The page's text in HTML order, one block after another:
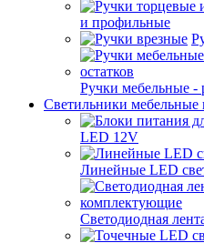
и профильные
Ручки мебельные -
Светильники мебельные
LED 12V
Линейные LED
Светодиодная